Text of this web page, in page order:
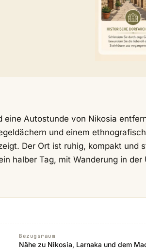
Autostunde von Nikosia
und einem
Der Ort ist ruhig, kompakt und
halber Tag, mit Wanderung in der
Bezugsraum
Nähe zu Nikosia, Larnaka und dem